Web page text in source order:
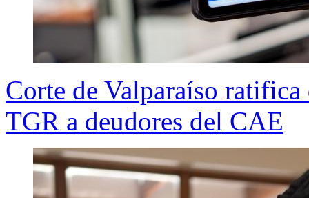
Corte de Valparaíso
TGR a deudores del CAE